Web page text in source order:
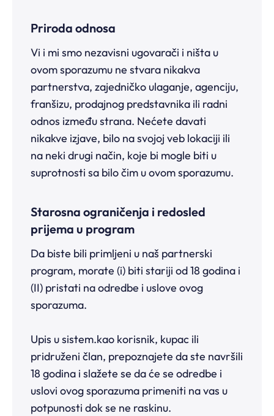
Priroda odnosa
Vi i mi smo nezavisni ugovarači i ništa u
ovom sporazumu ne stvara nikakva
partnerstva, zajedničko ulaganje, agenciju,
franšizu, prodajnog predstavnika ili radni
odnos između strana. Nećete davati
nikakve izjave, bilo na svojoj veb lokaciji ili
na neki drugi način, koje bi mogle biti u
suprotnosti sa bilo čim u ovom sporazumu.
Starosna ograničenja i redosled
prijema u program
Da biste bili primljeni u naš partnerski
program, morate (i) biti stariji od 18 godina i
(II) pristati na odredbe i uslove ovog
sporazuma.
Upis u sistem.kao korisnik, kupac ili
pridruženi član, prepoznajete da ste navršili
18 godina i slažete se da će se odredbe i
uslovi ovog sporazuma primeniti na vas u
potpunosti dok se ne raskinu.